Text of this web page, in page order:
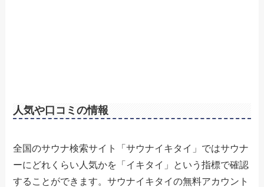
人気や口コミの情報
全国のサウナ検索サイト「サウナイキタイ」ではサウナ
ーにどれくらい人気かを「イキタイ」という指標で確認
することができます。サウナイキタイの無料アカウント